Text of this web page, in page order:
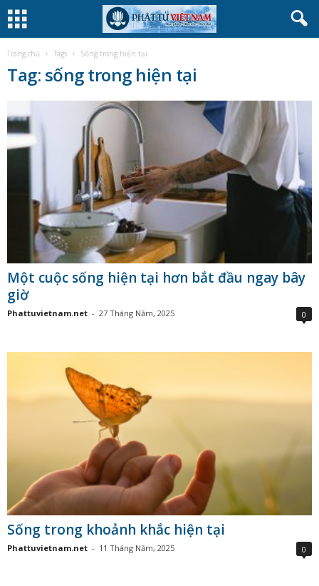
Trang chủ Tags Sống trong hiện tại
Tag: sống trong hiện tại
Một cuộc sống hiện tại hơn bắt đầu ngay bây
giờ
Phattuvietnam.net - 27 Tháng Năm, 2025 0
Sống trong khoảnh khắc hiện tại
Phattuvietnam.net - 11 Tháng Năm, 2025 0